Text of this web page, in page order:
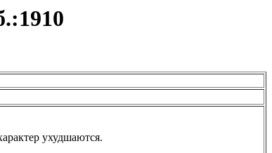
ухудшаются.